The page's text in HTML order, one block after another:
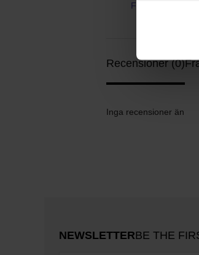
FORMA TORR
Recensioner (0)
Inga recensioner än
NEWSLETTERBE THE